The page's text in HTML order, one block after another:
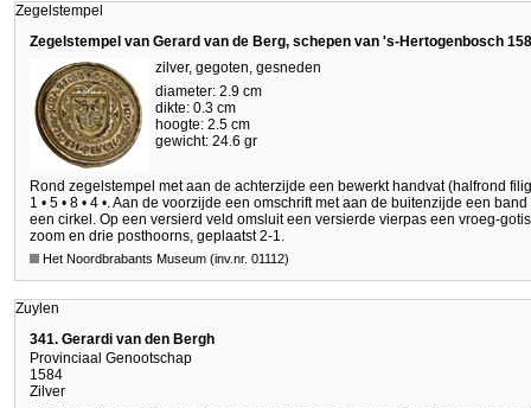
Zegelstempel
Zegelstempel van Gerard van de Berg, schepen van 's-Hertogenbosch
zilver, gegoten, gesneden
diameter: 2.9 cm
dikte: 0.3 cm
hoogte: 2.5 cm
gewicht: 24.6 gr
Rond zegelstempel met aan de achterzijde een bewerkt handvat (halfrond
1 • 5 • 8 • 4 •. Aan de voorzijde een omschrift met aan de buitenzijde een
een cirkel. Op een versierd veld omsluit een versierde vierpas een vroeg-
zoom en drie posthoorns, geplaatst 2-1.
Het Noordbrabants Museum (inv.nr. 01112)
Zuylen
341. Gerardi van den Bergh
Provinciaal Genootschap
1584
Zilver